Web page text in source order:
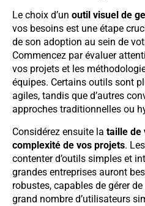
Le choix d’un outil visuel de
vos besoins est une étape
de son adoption au sein de
Commencez par évaluer
vos projets et les
équipes. Certains outils sont
agiles, tandis que d’autres
approches traditionnelles ou
Considérez ensuite la taille de
complexité de vos projets.
contenter d’outils simples et
grandes entreprises auront
robustes, capables de gérer
grand nombre d’utilisateurs